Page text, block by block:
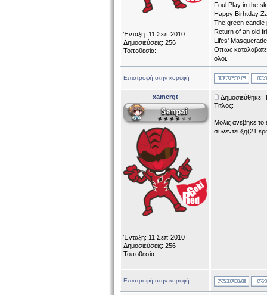
Ένταξη: 11 Σεπ 2010
Δημοσιεύσεις: 256
Τοποθεσία: -----
Foul Play in the
Happy Birhtday
The green candle
Return of an old
Lifes' Masquerade
Oπως καταλαβατε
ολοι.
Επιστροφή στην κορυφή
xamergt
Ένταξη: 11 Σεπ 2010
Δημοσιεύσεις: 256
Τοποθεσία: -----
Δημοσιεύθηκε:
Τίτλος:
Moλις ανεβηκε
συνεντευξη(21
Επιστροφή στην κορυφή